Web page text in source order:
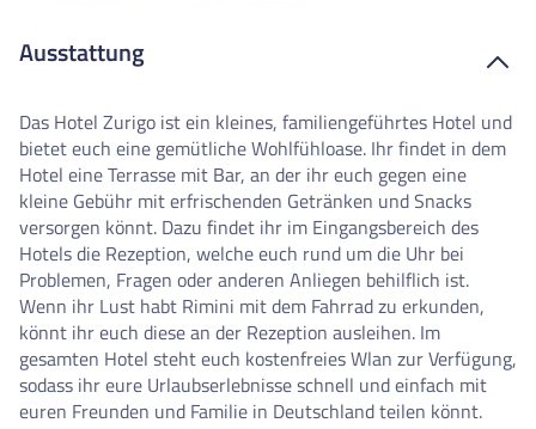
Ausstattung
Das Hotel Zurigo ist ein kleines, familiengeführtes Hotel und
bietet euch eine gemütliche Wohlfühloase. Ihr findet in dem
Hotel eine Terrasse mit Bar, an der ihr euch gegen eine
kleine Gebühr mit erfrischenden Getränken und Snacks
versorgen könnt. Dazu findet ihr im Eingangsbereich des
Hotels die Rezeption, welche euch rund um die Uhr bei
Problemen, Fragen oder anderen Anliegen behilflich ist.
Wenn ihr Lust habt Rimini mit dem Fahrrad zu erkunden,
könnt ihr euch diese an der Rezeption ausleihen. Im
gesamten Hotel steht euch kostenfreies Wlan zur Verfügung,
sodass ihr eure Urlaubserlebnisse schnell und einfach mit
euren Freunden und Familie in Deutschland teilen könnt.